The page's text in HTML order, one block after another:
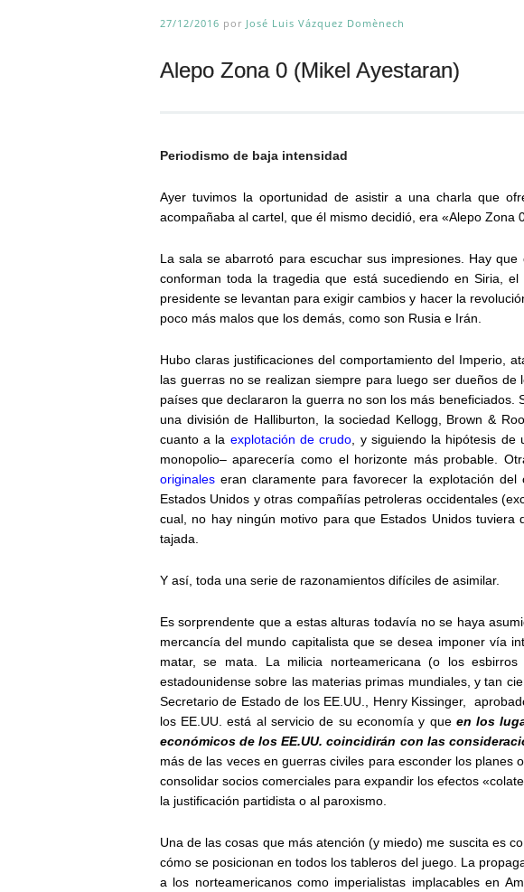
27/12/2016 por José Luis Vázquez Domènech
Alepo Zona 0 (Mikel Ayestaran)
Periodismo de baja intensidad
Ayer tuvimos la oportunidad de asistir a una charla que
acompañaba al cartel, que él mismo decidió, era «Alepo Zona
La sala se abarrotó para escuchar sus impresiones. Hay
conforman toda la tragedia que está sucediendo en Siria,
presidente se levantan para exigir cambios y hacer la
poco más malos que los demás, como son Rusia e Irán.
Hubo claras justificaciones del comportamiento del Imperio,
las guerras no se realizan siempre para luego ser dueños
países que declararon la guerra no son los más
una división de Halliburton, la sociedad Kellogg, Brown &
cuanto a la explotación de crudo , y siguiendo la hipótesis
monopolio– aparecería como el horizonte más probable.
originaleseran claramente para favorecer la explotación
Estados Unidos y otras compañías petroleras occidentales
cual, no hay ningún motivo para que Estados Unidos
tajada.
Y así, toda una serie de razonamientos difíciles de asimilar.
Es sorprendente que a estas alturas todavía no se haya
mercancía del mundo capitalista que se desea imponer vía
matar, se mata. La milicia norteamericana (o los
estadounidense sobre las materias primas mundiales, y tan
Secretario de Estado de los EE.UU., Henry Kissinger,
los EE.UU. está al servicio de su economía y que en los
económicos de los EE.UU. coincidirán con las
más de las veces en guerras civiles para esconder los
consolidar socios comerciales para expandir los efectos
la justificación partidista o al paroxismo.
Una de las cosas que más atención (y miedo) me suscita es
cómo se posicionan en todos los tableros del juego. La
a los norteamericanos como imperialistas implacables en